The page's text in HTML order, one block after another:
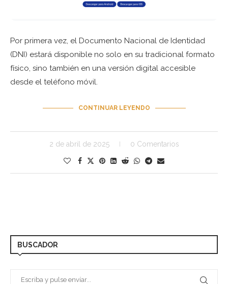
Por primera vez, el Documento Nacional de Identidad
(DNI) estará disponible no solo en su tradicional formato
físico, sino también en una versión digital accesible
desde el teléfono móvil.
CONTINUAR LEYENDO
2 de abril de 2025 0 Comentarios
BUSCADOR